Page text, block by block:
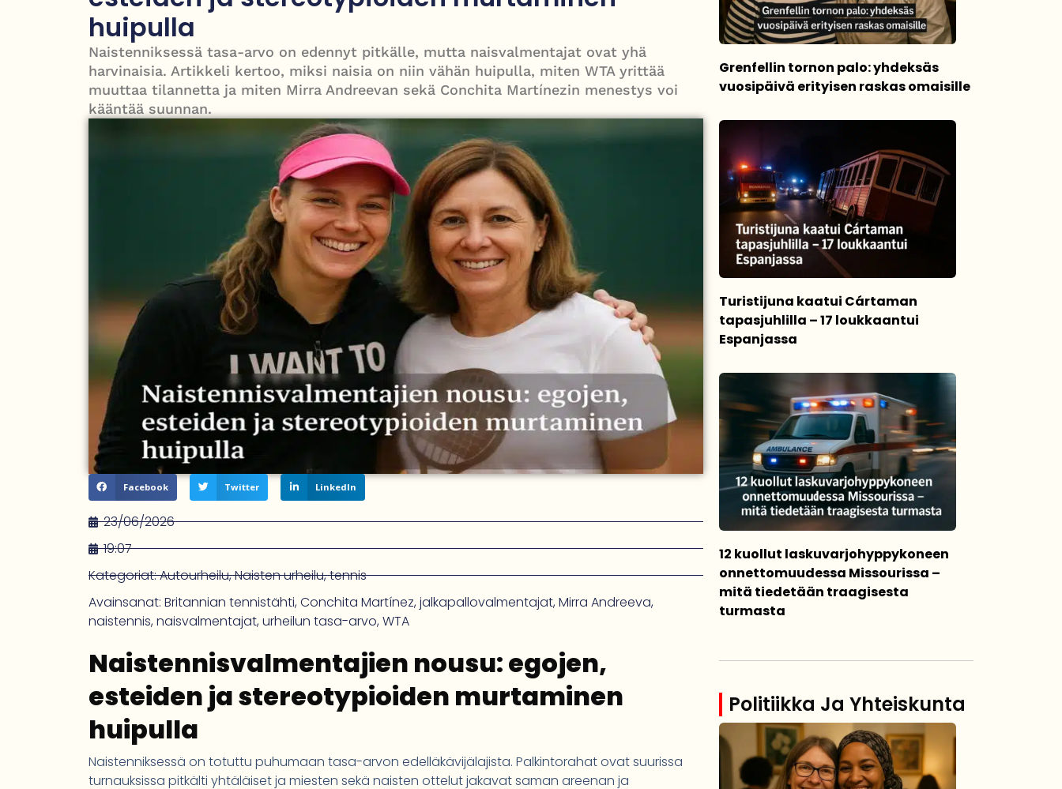
Roy Hattersley – työväenpuolueen modernisoija, joka jäi oppositioon mutta muutti politiikan suunnan
huipulla
Naistenniksessä tasa-arvo on edennyt pitkälle, mutta naisvalmentajat ovat yhä
harvinaisia. Artikkeli kertoo, miksi naisia on niin vähän huipulla, miten WTA yrittää
muuttaa tilannetta ja miten Mirra Andreevan sekä Conchita Martínezin menestys voi
kääntää suunnan.
Facebook Twitter LinkedIn
23/06/2026
19:07
Kategoriat:Autourheilu,Naisten urheilu,tennis
Avainsanat: Britannian tennistähti,Conchita Martínez,jalkapallovalmentajat,Mirra Andreeva,
naistennis,naisvalmentajat,urheilun tasa-arvo,WTA
Naistennisvalmentajien nousu: egojen,
esteiden ja stereotypioiden murtaminen
huipulla
Naistenniksessä on totuttu puhumaan tasa-arvon edelläkävijälajista. Palkintorahat ovat suurissa
turnauksissa pitkälti yhtäläiset ja miesten sekä naisten ottelut jakavat saman areenan ja
Grenfellin tornon palo: yhdeksäs
vuosipäivä erityisen raskas omaisille
Turistijuna kaatui Cártaman
tapasjuhlilla – 17 loukkaantui
Espanjassa
12 kuollut laskuvarjohyppykoneen
onnettomuudessa Missourissa –
mitä tiedetään traagisesta
turmasta
Politiikka Ja Yhteiskunta